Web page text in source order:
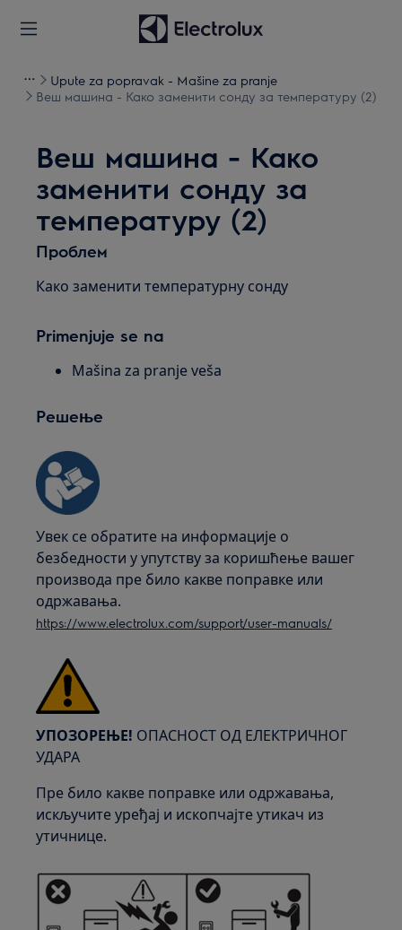
Upute za popravak - Mašine za pranje
Веш машина - Како заменити сонду за температуру (2)
Веш машина - Како
заменити сонду за
температуру (2)
Проблем
Како заменити температурну сонду
Primenjuje se na
Mašina za pranje veša
Решење
Увек се обратите на информације о
безбедности у упутству за коришћење вашег
производа пре било какве поправке или
одржавања.
https://www.electrolux.com/support/user-manuals/
УПОЗОРЕЊЕ! ОПАСНОСТ ОД ЕЛЕКТРИЧНОГ
УДАРА
Пре било какве поправке или одржавања,
искључите уређај и ископчајте утикач из
утичнице.